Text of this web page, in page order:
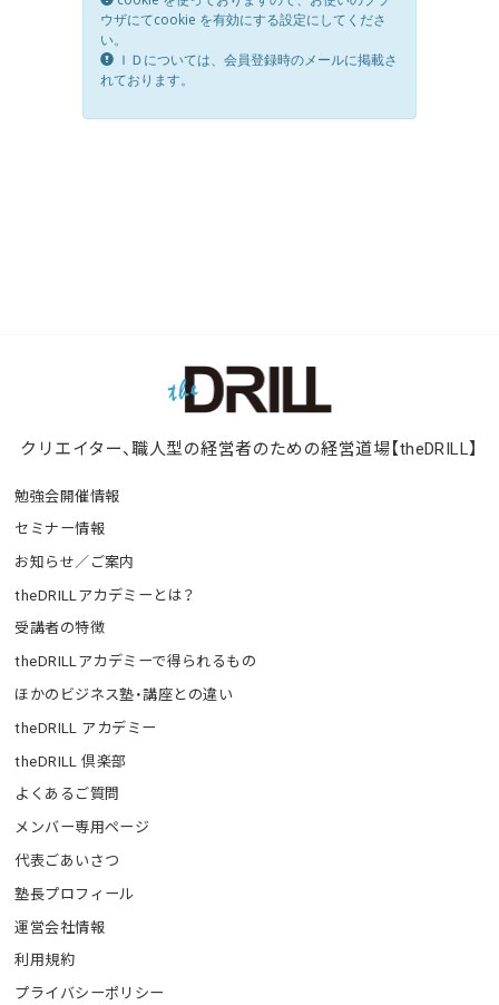
クリエイター、職人型の経営者のための経営道場【theDRILL】
勉強会開催情報
セミナー情報
お知らせ／ご案内
theDRILLアカデミーとは？
受講者の特徴
theDRILLアカデミーで得られるもの
ほかのビジネス塾・講座との違い
theDRILL アカデミー
theDRILL 倶楽部
よくあるご質問
メンバー専用ページ
代表ごあいさつ
塾長プロフィール
運営会社情報
利用規約
プライバシーポリシー